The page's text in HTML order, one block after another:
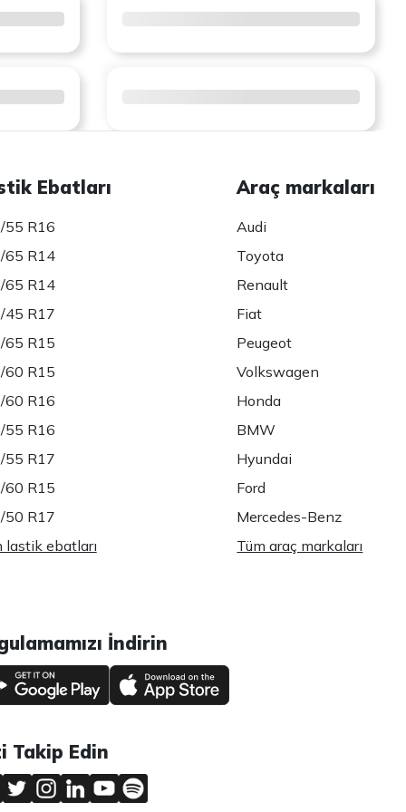
Ebatları
55 R16
65 R14
65 R14
45 R17
65 R15
60 R15
60 R16
55 R16
55 R17
60 R15
50 R17
lastik ebatları
Araç markaları
Audi
Toyota
Renault
Fiat
Peugeot
Volkswagen
Honda
BMW
Hyundai
Ford
Mercedes-Benz
Tüm araç markaları
İndirin
Takip Edin